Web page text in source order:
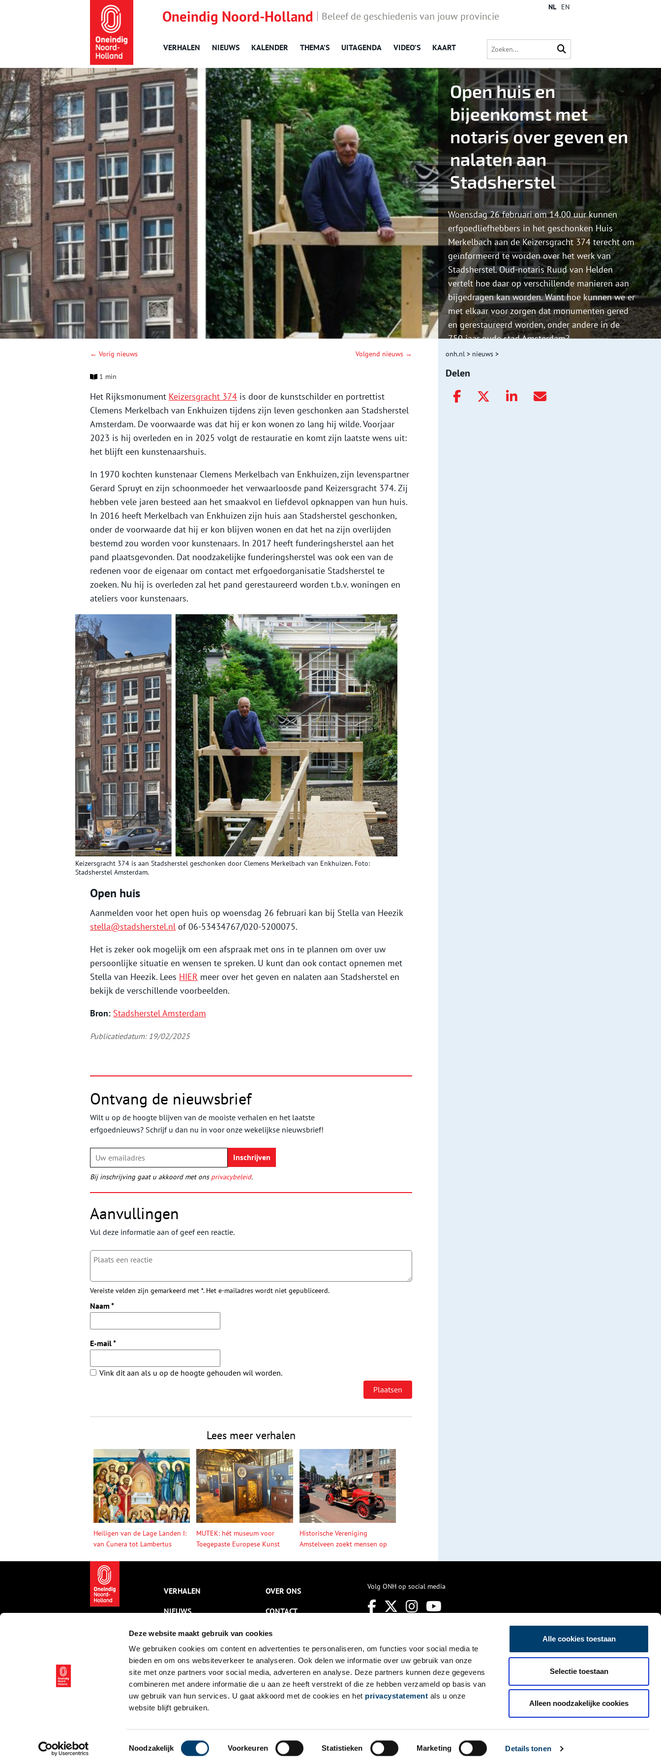
Deze website maakt gebruik van cookies
We gebruiken cookies om content en advertenties te personaliseren, om functies voor social media te
bieden en om ons websiteverkeer te analyseren. Ook delen we informatie over uw gebruik van onze
site met onze partners voor social media, adverteren en analyse. Deze partners kunnen deze gegevens
combineren met andere informatie die u aan ze heeft verstrekt of die ze hebben verzameld op basis van
uw gebruik van hun services. U gaat akkoord met de cookies en het privacystatement als u onze
website blijft gebruiken.
Toestemmingsselectie
Noodzakelijk Voorkeuren Statistieken Marketing Details tonen
Alle cookies toestaan
Selectie toestaan
Alleen noodzakelijke cookies
Oneindig Noord-Holland Beleef de geschiedenis van jouw provincie
VERHALEN NIEUWS KALENDER THEMA’S UITAGENDA VIDEO’S KAART
NL EN
Open huis en
bijeenkomst met
notaris over geven en
nalaten aan
Stadsherstel
Woensdag 26 februari om 14.00 uur kunnen
erfgoedliefhebbers in het geschonken Huis
Merkelbach aan de Keizersgracht 374 terecht om
geïnformeerd te worden over het werk van
Stadsherstel. Oud-notaris Ruud van Helden
vertelt hoe daar op verschillende manieren aan
bijgedragen kan worden. Want hoe kunnen we er
met elkaar voor zorgen dat monumenten gered
en gerestaureerd worden, onder andere in de
750 jaar oude stad Amsterdam?
← Vorig nieuws Volgend nieuws →
1 min
Het Rijksmonument Keizersgracht 374 is door de kunstschilder en portrettist
Clemens Merkelbach van Enkhuizen tijdens zijn leven geschonken aan Stadsherstel
Amsterdam. De voorwaarde was dat hij er kon wonen zo lang hij wilde. Voorjaar
2023 is hij overleden en in 2025 volgt de restauratie en komt zijn laatste wens uit:
het blijft een kunstenaarshuis.
In 1970 kochten kunstenaar Clemens Merkelbach van Enkhuizen, zijn levenspartner
Gerard Spruyt en zijn schoonmoeder het verwaarloosde pand Keizersgracht 374. Zij
hebben vele jaren besteed aan het smaakvol en liefdevol opknappen van hun huis.
In 2016 heeft Merkelbach van Enkhuizen zijn huis aan Stadsherstel geschonken,
onder de voorwaarde dat hij er kon blijven wonen en dat het na zijn overlijden
bestemd zou worden voor kunstenaars. In 2017 heeft funderingsherstel aan het
pand plaatsgevonden. Dat noodzakelijke funderingsherstel was ook een van de
redenen voor de eigenaar om contact met erfgoedorganisatie Stadsherstel te
zoeken. Nu hij is overleden zal het pand gerestaureerd worden t.b.v. woningen en
ateliers voor kunstenaars.
Keizersgracht 374 is aan Stadsherstel geschonken door Clemens Merkelbach van Enkhuizen. Foto:
Stadsherstel Amsterdam.
Open huis
Aanmelden voor het open huis op woensdag 26 februari kan bij Stella van Heezik
stella@stadsherstel.nl of 06-53434767/020-5200075.
Het is zeker ook mogelijk om een afspraak met ons in te plannen om over uw
persoonlijke situatie en wensen te spreken. U kunt dan ook contact opnemen met
Stella van Heezik. Lees HIER meer over het geven en nalaten aan Stadsherstel en
bekijk de verschillende voorbeelden.
Bron: Stadsherstel Amsterdam
Publicatiedatum: 19/02/2025
Ontvang de nieuwsbrief
Wilt u op de hoogte blijven van de mooiste verhalen en het laatste
erfgoednieuws? Schrijf u dan nu in voor onze wekelijkse nieuwsbrief!
Bij inschrijving gaat u akkoord met ons privacybeleid.
Aanvullingen
Vul deze informatie aan of geef een reactie.
Vereiste velden zijn gemarkeerd met *. Het e-mailadres wordt niet gepubliceerd.
Naam *
E-mail*
Vink dit aan als u op de hoogte gehouden wil worden.
Lees meer verhalen
Heiligen van de Lage Landen I:
van Cunera tot Lambertus
MUTEK: hét museum voor
Toegepaste Europese Kunst
Historische Vereniging
Amstelveen zoekt mensen op
onh.nl > nieuws >
Delen
VERHALEN
NIEUWS
KALENDER
THEMA’S
ACTIVITEITEN
VIDEO’S
OVER ONS
CONTACT
NIEUWSBRIEF
DISCLAIMER
PRIVACY
TOEGANKELIJKHEID
Volg ONH op social media